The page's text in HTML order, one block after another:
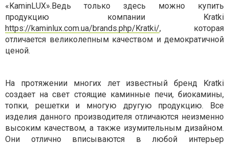
«KaminLUX».Ведь только здесь можно купить
продукцию компании Kratki
https://kaminlux.com.ua/brands.php/Kratki/, которая
отличается великолепным качеством и демократичной
ценой.
На протяжении многих лет известный бренд Kratki
создает на свет стоящие каминные печи, биокамины,
топки, решетки и многую другую продукцию. Все
изделия данного производителя отличаются неизменно
высоким качеством, а также изумительным дизайном.
Они отлично вписываются в любой интерьер